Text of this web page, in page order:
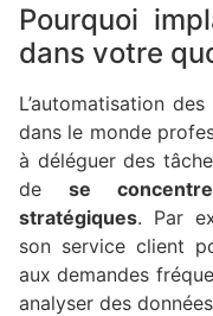
Pourquoi
dans votre
L’automatisation
dans le monde
à déléguer des
de se
stratégiques. Par
son service client
aux demandes
analyser des